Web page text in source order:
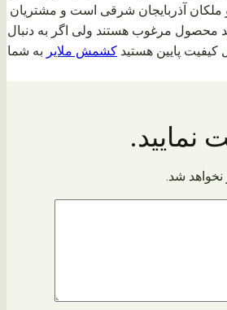
ملکان آذربایجان شرقی است و مشتریان
محصول مرغوب هستند ولی اگر به دنبال
پایین هستید کشمش ملایر به شما
نمایید.
شد.